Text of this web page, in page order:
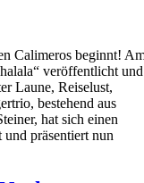
Calimeros beginnt!
veröffentlicht und
Laune, Reiselust,
bestehend aus
hat sich einen
und präsentiert nun